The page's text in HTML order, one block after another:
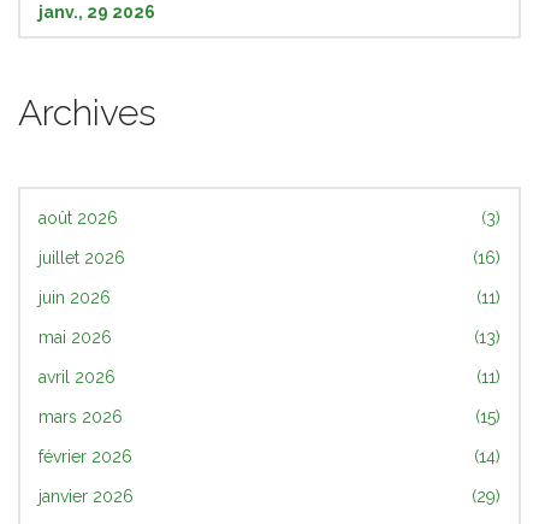
janv., 29 2026
Archives
août 2026 (3)
juillet 2026 (16)
juin 2026 (11)
mai 2026 (13)
avril 2026 (11)
mars 2026 (15)
février 2026 (14)
janvier 2026 (29)